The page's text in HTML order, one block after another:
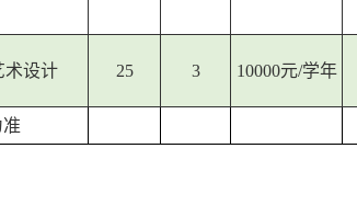
术设计 25 3 10000元/学年